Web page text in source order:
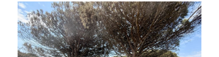
Toison d'or
Elegant Authentisch Vertraulich
Ein wildes Paradies mit tausend Farben